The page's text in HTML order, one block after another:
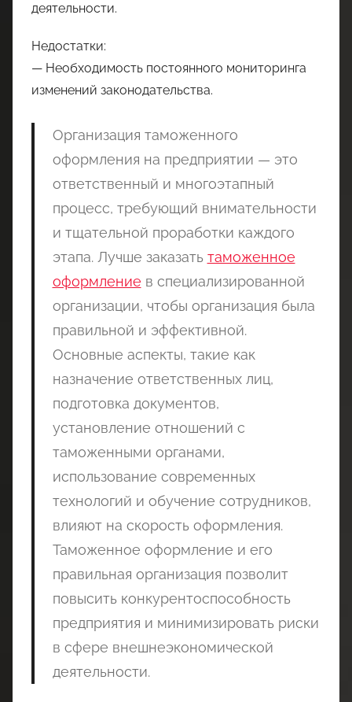
деятельности.
Недостатки:
— Необходимость постоянного мониторинга
изменений законодательства.
Организация таможенного
оформления на предприятии — это
ответственный и многоэтапный
процесс, требующий внимательности
и тщательной проработки каждого
этапа. Лучше заказать таможенное
оформление в специализированной
организации, чтобы организация была
правильной и эффективной.
Основные аспекты, такие как
назначение ответственных лиц,
подготовка документов,
установление отношений с
таможенными органами,
использование современных
технологий и обучение сотрудников,
влияют на скорость оформления.
Таможенное оформление и его
правильная организация позволит
повысить конкурентоспособность
предприятия и минимизировать риски
в сфере внешнеэкономической
деятельности.